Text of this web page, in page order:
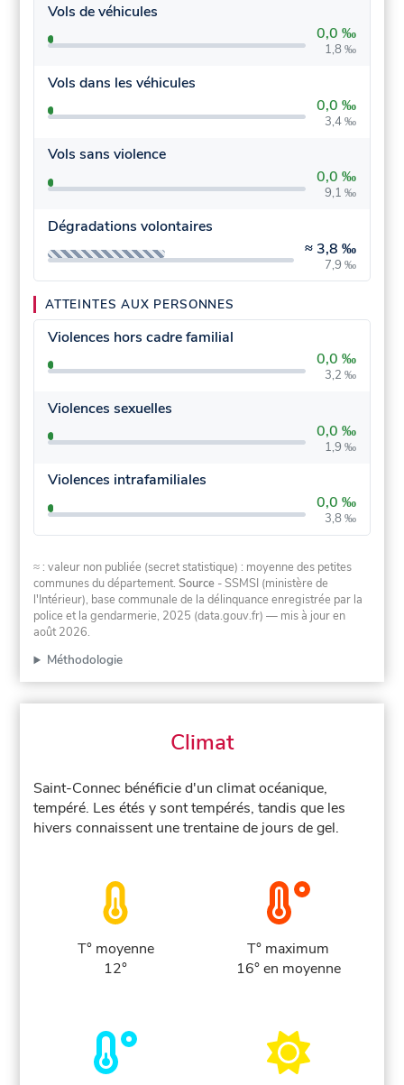
Vols de véhicules
0,0 ‰
1,8 ‰
Vols dans les véhicules
0,0 ‰
3,4 ‰
Vols sans violence
0,0 ‰
9,1 ‰
Dégradations volontaires
≈ 3,8 ‰
7,9 ‰
ATTEINTES AUX PERSONNES
Violences hors cadre familial
0,0 ‰
3,2 ‰
Violences sexuelles
0,0 ‰
1,9 ‰
Violences intrafamiliales
0,0 ‰
3,8 ‰
≈ : valeur non publiée (secret statistique) : moyenne des petites
communes du département.Source - SSMSI (ministère de
l'Intérieur), base communale de la délinquance enregistrée par la
police et la gendarmerie, 2025 (data.gouv.fr) — mis à jour en
août 2026.
Méthodologie
Climat
Saint-Connec bénéficie d'un climat océanique,
tempéré. Les étés y sont tempérés, tandis que les
hivers connaissent une trentaine de jours de gel.
T° moyenne
12°
T° maximum
16° en moyenne